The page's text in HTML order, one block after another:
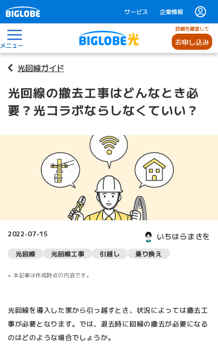
サービス 企業情報
メニュー
詳細を確認して
お申し込み
光回線ガイド
光回線の撤去工事はどんなとき必
要？光コラボならしなくていい？
2022-07-15 いちはらまきを
光回線 光回線工事 引越し 乗り換え
本記事は作成時点の内容です。
光回線を導入した家から引っ越すとき、状況によっては撤去工
事が必要となります。では、退去時に回線の撤去が必要になる
のはどのような場合でしょうか。